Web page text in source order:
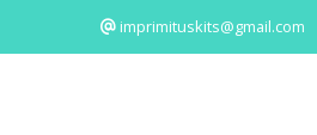
imprimituskits@gmail.com